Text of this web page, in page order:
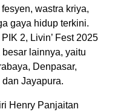
wastra kriya,
gaya hidup terkini.
2, Livin’ Fest 2025
lainnya, yaitu
Denpasar,
Jayapura.
Henry Panjaitan